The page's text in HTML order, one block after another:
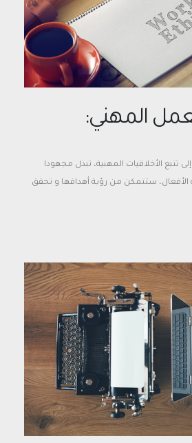
المهني:
تتبع الأخلاقيات المهنية، تبذل مجهودا
الأفعال، ستتمكن من رؤية أهدافها و تحقق